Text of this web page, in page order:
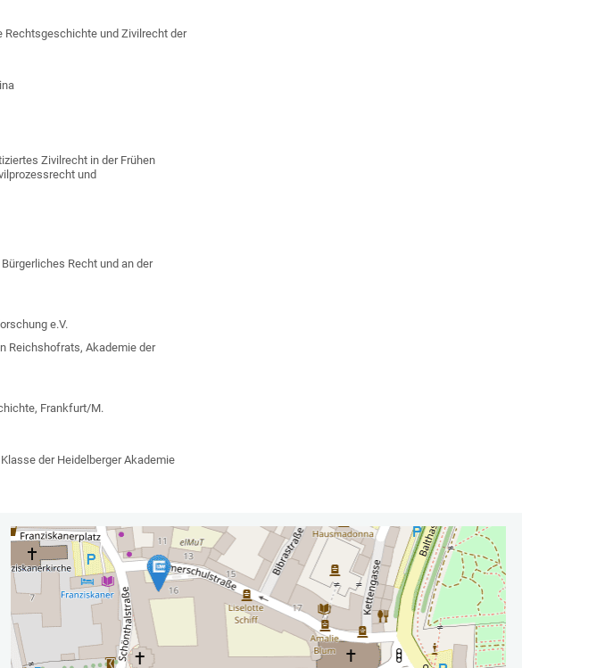
und Zivilrecht der
Zivilrecht in der Frühen
und
Recht und an der
e.V.
Reichshofrats, Akademie der
Frankfurt/M.
der Heidelberger Akademie